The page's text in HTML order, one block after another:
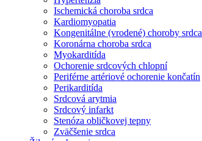
Ischemická choroba srdca
Kardiomyopatia
Kongenitálne (vrodené) choroby srdca
Koronárna choroba srdca
Myokarditída
Ochorenie srdcových chlopní
Periférne artériové ochorenie končatín
Perikarditída
Srdcová arytmia
Srdcový infarkt
Stenóza obličkovej tepny
Zväčšenie srdca